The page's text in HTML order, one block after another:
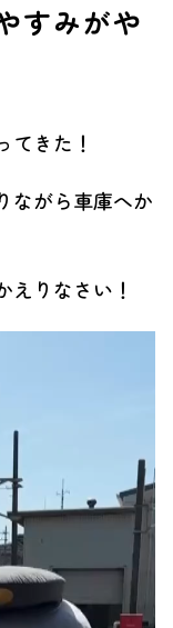
すみがや
てきた！
ながら車庫へか
えりなさい！